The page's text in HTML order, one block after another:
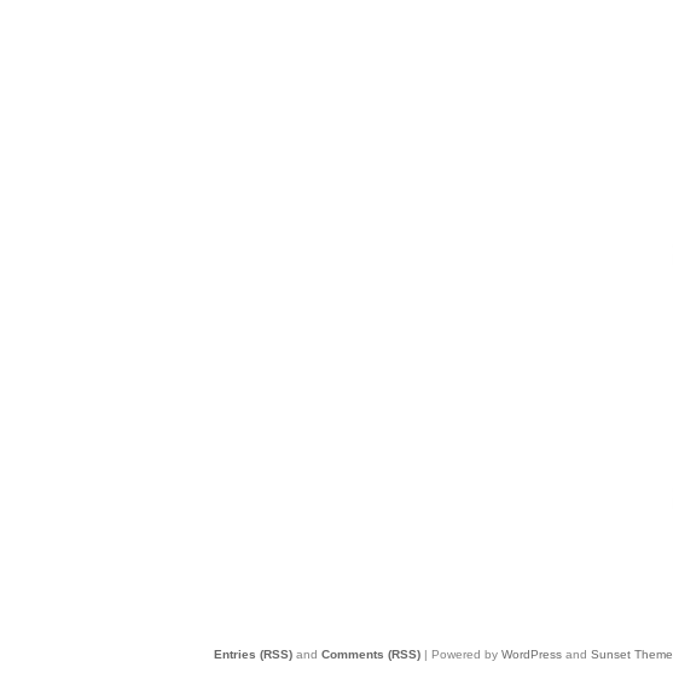
Entries (RSS) and Comments (RSS) | Powered by WordPress and Sunset Theme